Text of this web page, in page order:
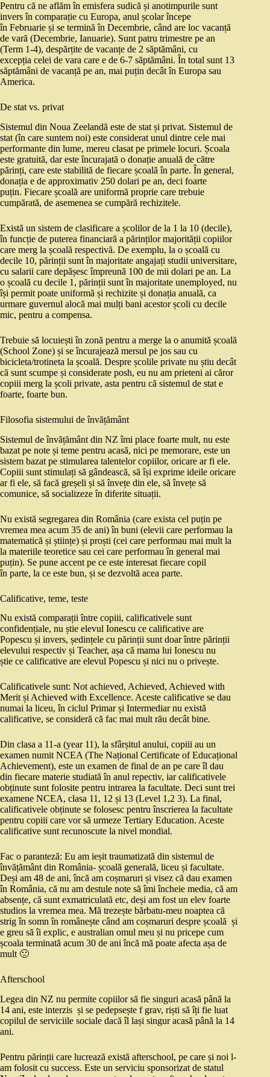
Pentru că ne aflăm în emisfera sudică și anotimpurile sunt
invers în comparație cu Europa, anul școlar începe
în Februarie și se termină în Decembrie, când are loc vacanță
de vară (Decembrie, Ianuarie). Sunt patru trimestre pe an
(Term 1-4), despărțite de vacanțe de 2 săptămâni, cu
excepția celei de vara care e de 6-7 săptămâni. În total sunt 13
săptămâni de vacanță pe an, mai puțin decât în Europa sau
America.
De stat vs. privat
Sistemul din Noua Zeelandă este de stat și privat. Sistemul de
stat (în care suntem noi) este considerat unul dintre cele mai
performante din lume, mereu clasat pe primele locuri. Școala
este gratuită, dar este încurajată o donație anuală de către
părinți, care este stabilită de fiecare școală în parte. În general,
donația e de approximativ 250 dolari pe an, deci foarte
puțin. Fiecare școală are uniformă proprie care trebuie
cumpărată, de asemenea se cumpără rechizitele.
Există un sistem de clasificare a școlilor de la 1 la 10 (decile),
în funcție de puterea financiară a părinților majorității copiilor
care merg la școală respectivă. De exemplu, la o școală cu
decile 10, părinții sunt în majoritate angajați studii universitare,
cu salarii care depășesc împreună 100 de mii dolari pe an. La
o școală cu decile 1, părinții sunt în majoritate unemployed, nu
își permit poate uniformă și rechizite și donația anuală, ca
urmare guvernul alocă mai mulți bani acestor școli cu decile
mic, pentru a compensa.
Trebuie să locuiești în zonă pentru a merge la o anumită școală
(School Zone) și se încurajează mersul pe jos sau cu
bicicleta/trotineta la școală. Despre școlile private nu știu decât
că sunt scumpe și considerate posh, eu nu am prieteni ai căror
copiii merg la școli private, asta pentru că sistemul de stat e
foarte, foarte bun.
Filosofia sistemului de învățământ
Sistemul de învățământ din NZ îmi place foarte mult, nu este
bazat pe note și teme pentru acasă, nici pe memorare, este un
sistem bazat pe stimularea talentelor copiilor, oricare ar fi ele.
Copiii sunt stimulați să gândească, să își exprime ideile oricare
ar fi ele, să facă greșeli și să învețe din ele, să învețe să
comunice, să socializeze în diferite situații.
Nu există segregarea din România (care exista cel puțin pe
vremea mea acum 35 de ani) în buni (elevii care performau la
matematică și științe) și proști (cei care performau mai mult la
la materiile teoretice sau cei care performau în general mai
puțin). Se pune accent pe ce este interesat fiecare copil
în parte, la ce este bun, și se dezvoltă acea parte.
Calificative, teme, teste
Nu există comparații între copiii, calificativele sunt
confidențiale, nu știe elevul Ionescu ce calificative are
Popescu și invers, ședințele cu părinții sunt doar între părinții
elevului respectiv și Teacher, așa că mama lui Ionescu nu
știe ce calificative are elevul Popescu și nici nu o privește.
Calificativele sunt: Not achieved, Achieved, Achieved with
Merit și Achieved with Excellence. Aceste calificative se dau
numai la liceu, în ciclul Primar și Intermediar nu există
calificative, se consideră că fac mai mult rău decât bine.
Din clasa a 11-a (year 11), la sfârșitul anului, copiii au un
examen numit NCEA (The Național Certificate of Educațional
Achievement), este un examen de final de an pe care îl dau
din fiecare materie studiată în anul repectiv, iar calificativele
obținute sunt folosite pentru intrarea la facultate. Deci sunt trei
examene NCEA, clasa 11, 12 și 13 (Level 1,2 3). La final,
calificativele obținute se folosesc pentru înscrierea la facultate
pentru copiii care vor să urmeze Tertiary Education. Aceste
calificative sunt recunoscute la nivel mondial.
Fac o paranteză: Eu am ieșit traumatizată din sistemul de
învățământ din România- școală generală, liceu și facultate.
Deși am 48 de ani, încă am coșmaruri și visez că dau examen
în România, că nu am destule note să îmi încheie media, că am
absențe, că sunt exmatriculată etc, deși am fost un elev foarte
studios la vremea mea. Mă trezește bărbatu-meu noaptea că
strig în somn în românește când am coșmaruri despre școală și
e greu să îi explic, e australian omul meu și nu pricepe cum
școala terminată acum 30 de ani încă mă poate afecta așa de
mult 🙁
Afterschool
Legea din NZ nu permite copiilor să fie singuri acasă până la
14 ani, este interzis și se pedepsește f grav, riști să îți fie luat
copilul de serviciile sociale dacă îl lași singur acasă până la 14
ani.
Pentru părinții care lucrează există afterschool, pe care și noi l-
am folosit cu success. Este un serviciu sponsorizat de statul